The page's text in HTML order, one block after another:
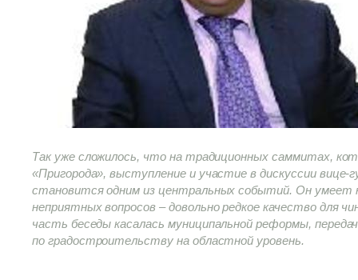
Так уже сложилось, что на традиционных саммитах,
«Пригорода», выступление и участие в дискуссии вице-
становится одним из центральных событий. Он умеет
неприятных вопросов – довольно редкое качество для
часть беседы касалась муниципальной реформы,
по градостроительству на областной уровень.